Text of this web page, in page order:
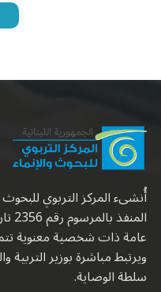
أُنشىء المركز التربوي
عامة ذات شخصية معنوية
ويرتبط مباشرة بوزير التربية
سلطة الوصاية.